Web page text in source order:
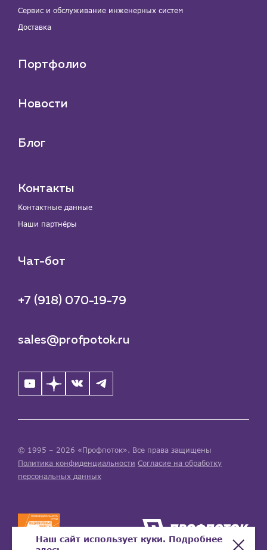
Сервис и обслуживание инженерных систем
Доставка
Портфолио
Новости
Блог
Контакты
Контактные данные
Наши партнёры
Чат-бот
+7 (918) 070-19-79
sales@profpotok.ru
© 1995 – 2026 «Профпоток». Все права защищены
Политика конфиденциальности Согласие на обработку
персональных данных
Наш сайт использует куки. Подробнее